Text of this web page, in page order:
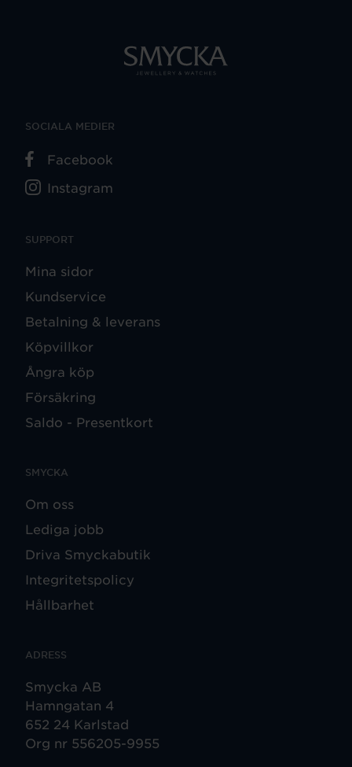
SUPPORT
Mina sidor
Kundservice
Betalning & leverans
Köpvillkor
Ångra köp
Försäkring
Saldo - Presentkort
SMYCKA
Om oss
Lediga jobb
Driva Smyckabutik
Integritetspolicy
Hållbarhet
ADRESS
Smycka AB
Hamngatan 4
652 24 Karlstad
Org nr 556205-9955
SOCIALA MEDIER
Facebook
Instagram